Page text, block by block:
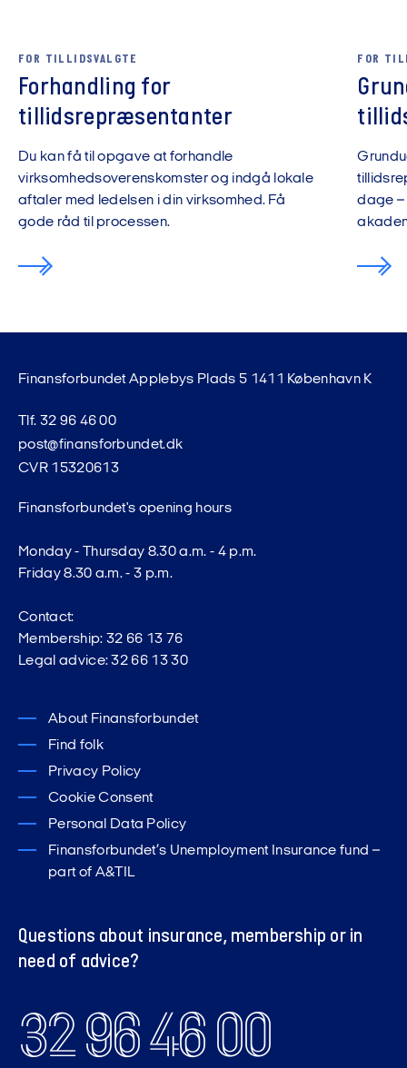
FOR TILLIDSVALGTE
Forhandling for
tillidsrepræsentanter
Du kan få til opgave at forhandle
virksomhedsoverenskomster og indgå lokale
aftaler med ledelsen i din virksomhed. Få
gode råd til processen.
FOR
dage –
Finansforbundet Applebys Plads 5 1411 København K
Tlf. 32 96 46 00
post@finansforbundet.dk
CVR 15320613
Finansforbundet's opening hours
Monday - Thursday 8.30 a.m. - 4 p.m.
Friday 8.30 a.m. - 3 p.m.
Contact:
Membership: 32 66 13 76
Legal advice: 32 66 13 30
About Finansforbundet
Find folk
Privacy Policy
Cookie Consent
Personal Data Policy
Finansforbundet’s Unemployment Insurance fund –
part of A&TIL
Questions about insurance, membership or in
need of advice?
32 96 46 00